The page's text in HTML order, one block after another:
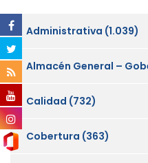
Administrativa (1.039)
Almacén General –
Calidad (732)
Cobertura (363)